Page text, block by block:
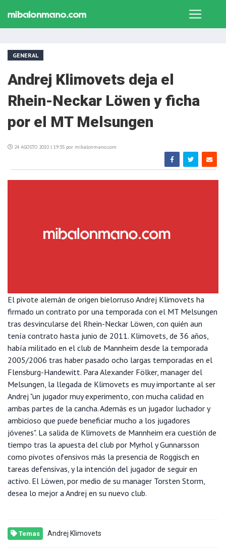
GENERAL
Andrej Klimovets deja el
Rhein-Neckar Löwen y ficha
por el MT Melsungen
24 AGOSTO 2010 | 19:35 por mibalonmano.com
El pivote alemán de origen bielorruso Andrej Klimovets ha
firmado un contrato por una temporada con el MT Melsungen
tras desvincularse del Rhein-Neckar Löwen, con quién aun
tenía contrato hasta junio de 2011. Klimovets, de 36 años,
había militado en el club de Mannheim desde la temporada
2005/2006 tras haber pasado ocho largas temporadas en el
Flensburg-Handewitt. Para Alexander Fölker, manager del
Melsungen, la llegada de Klimovets es muy importante al ser
Andrej "un jugador muy experimento, con mucha calidad en
ambas partes de la cancha. Además es un jugador luchador y
ambicioso que puede beneficiar mucho a los jugadores
jóvenes". La salida de Klimovets de Mannheim era cuestión de
tiempo tras la apuesta del club por Myrhol y Gunnarsson
como pivotes ofensivos más la presencia de Roggisch en
tareas defensivas, y la intención del jugador de seguir en
activo. El Löwen, por medio de su manager Torsten Storm,
desea lo mejor a Andrej en su nuevo club.
Temas Andrej Klimovets